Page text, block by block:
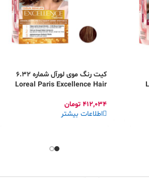
کیت رنگ موی لورآل شماره 6.32
Loreal Paris Excellence Hair
412,034 تومان
اطلاعات بیشتر